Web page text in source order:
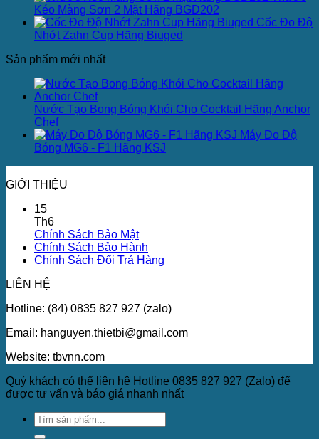
Kéo Màng Sơn 2 Mặt Hãng BGD202
Cốc Đo Độ
Nhớt Zahn Cup Hãng Biuged
Sản phẩm mới nhất
Nước Tạo Bong Bóng Khói Cho Cocktail Hãng Anchor
Chef
Máy Đo Độ
Bóng MG6 - F1 Hãng KSJ
GIỚI THIỆU
15
Th6
Chính Sách Bảo Mật
Chính Sách Bảo Hành
Chính Sách Đổi Trả Hàng
LIÊN HỆ
Hotline: (84) 0835 827 927 (zalo)
Email: hanguyen.thietbi@gmail.com
Website: tbvnn.com
Quý khách có thể liên hệ Hotline 0835 827 927 (Zalo) để
được tư vấn và báo giá nhanh nhất